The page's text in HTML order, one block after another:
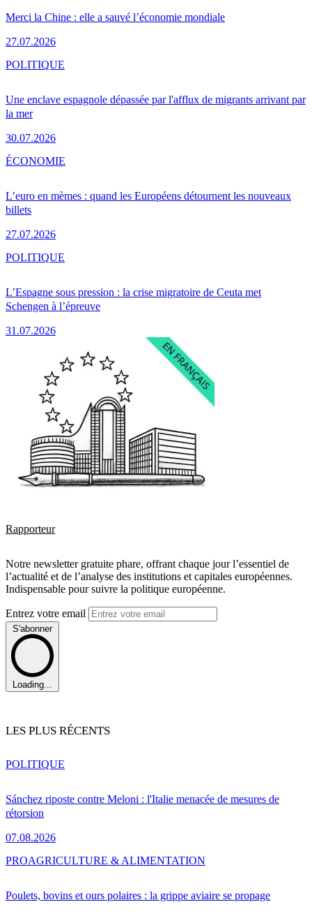
Merci la Chine : elle a sauvé l’économie mondiale
27.07.2026
Une enclave espagnole dépassée par l'afflux de migrants arrivant par
la mer
30.07.2026
POLITIQUE
L’euro en mèmes : quand les Européens détournent les nouveaux
billets
27.07.2026
ÉCONOMIE
L’Espagne sous pression : la crise migratoire de Ceuta met
Schengen à l’épreuve
31.07.2026
POLITIQUE
Rapporteur
Notre newsletter gratuite phare, offrant chaque jour l’essentiel de
l’actualité et de l’analyse des institutions et capitales européennes.
Indispensable pour suivre la politique européenne.
Entrez votre email
S'abonner
Loading...
LES PLUS RÉCENTS
Sánchez riposte contre Meloni : l'Italie menacée de mesures de
rétorsion
07.08.2026
POLITIQUE
Poulets, bovins et ours polaires : la grippe aviaire se propage
PROAGRICULTURE & ALIMENTATION